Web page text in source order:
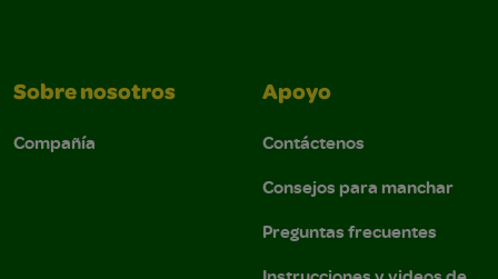
Sobre nosotros
Compañía
Apoyo
Contáctenos
Consejos para manchar
Preguntas frecuentes